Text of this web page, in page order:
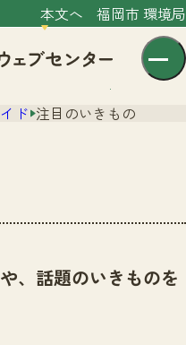
本文へ 福岡市 環境局
ド 注目のいきもの
、話題のいきものを